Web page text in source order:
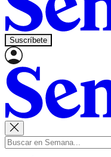
Suscríbete